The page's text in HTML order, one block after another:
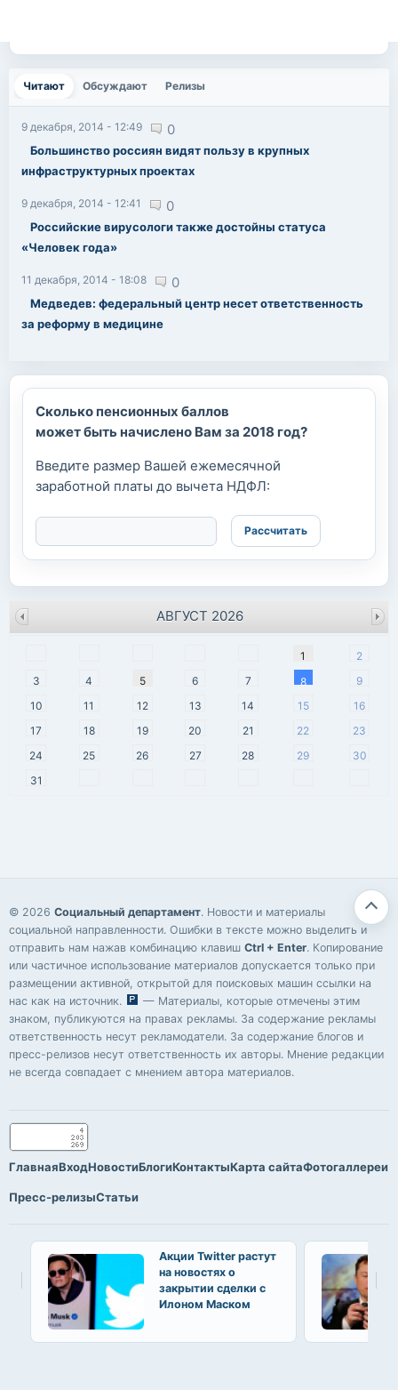
Читают
(активная вкладка)
Обсуждают Релизы
9 декабря, 2014 - 12:49 0
Большинство россиян видят пользу в крупных
инфраструктурных проектах
9 декабря, 2014 - 12:41 0
Российские вирусологи также достойны статуса
«Человек года»
11 декабря, 2014 - 18:08 0
Медведев: федеральный центр несет ответственность
за реформу в медицине
Сколько пенсионных баллов
может быть начислено Вам за 2018 год?
Введите размер Вашей ежемесячной
заработной платы до вычета НДФЛ:
1
2
3
4 5 6 7 8
9
10
11 12 13 14 15
16
17
18 19 20 21 22
23
24
25 26 27 28 29
30
31
АВГУСТ 2026
© 2026 Социальный департамент. Новости и материалы
социальной направленности. Ошибки в тексте можно выделить и
отправить нам нажав комбинацию клавиш Ctrl + Enter. Копирование
или частичное использование материалов допускается только при
размещении активной, открытой для поисковых машин ссылки на
нас как на источник.
— Материалы, которые отмечены этим
знаком, публикуются на правах рекламы. За содержание рекламы
ответственность несут рекламодатели. За содержание блогов и
пресс-релизов несут ответственность их авторы. Мнение редакции
не всегда совпадает с мнением автора материалов.
ГлавнаяВходНовостиБлогиКонтактыКарта сайтаФотогаллереи
Пресс-релизыСтатьи
Акции Twitter растут
на новостях о
закрытии сделки с
Илоном Маском